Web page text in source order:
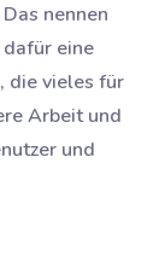
nennen
eine
die vieles für
Arbeit und
und